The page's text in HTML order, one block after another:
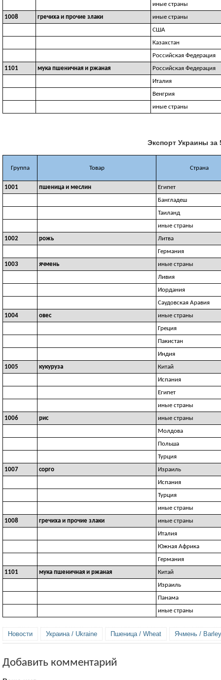
иные страны
1008
гречиха и прочие злаки
иные страны
США
Казахстан
Российская Федерация
1101
мука пшеничная и ржаная
Российская Федерация
Италия
Венгрия
иные страны
Экспорт Украины за
Группа Товар Страна
1001 пшеница и меслин
Египет
Бангладеш
Таиланд
иные страны
1002
рожь
Литва
Германия
1003
ячмень
иные страны
Ливия
Иордания
Саудовская Аравия
1004
овес
иные страны
Греция
Пакистан
Индия
1005
кукуруза
Китай
Испания
Египет
иные страны
1006
рис
иные страны
Молдова
Польша
Турция
1007
сорго
Израиль
Испания
Турция
иные страны
1008
гречиха и прочие злаки
иные страны
Италия
Южная Африка
Германия
1101
мука пшеничная и ржаная
Китай
Израиль
Панама
иные страны
Новости Украина / Ukraine Пшеница / Wheat Ячмень / Barley
Добавить комментарий